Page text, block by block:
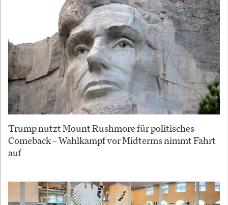
Trump nutzt Mount Rushmore für politisches
Comeback – Wahlkampf vor Midterms nimmt Fahrt
auf